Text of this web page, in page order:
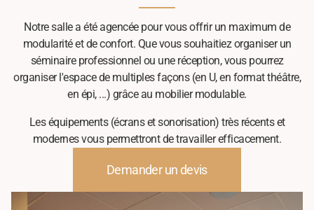
Notre salle a été agencée pour vous offrir un maximum de
modularité et de confort. Que vous souhaitiez organiser un
séminaire professionnel ou une réception, vous pourrez
organiser l'espace de multiples façons (en U, en format théâtre,
en épi, ...) grâce au mobilier modulable.
Les équipements (écrans et sonorisation) très récents et
modernes vous permettront de travailler efficacement.
Demander un devis